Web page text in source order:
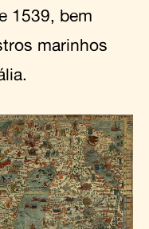
1539, bem
marinhos